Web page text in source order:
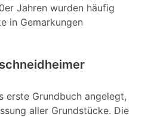
Jahren wurden häufig
in Gemarkungen
erste Grundbuch angelegt,
aller Grundstücke. Die